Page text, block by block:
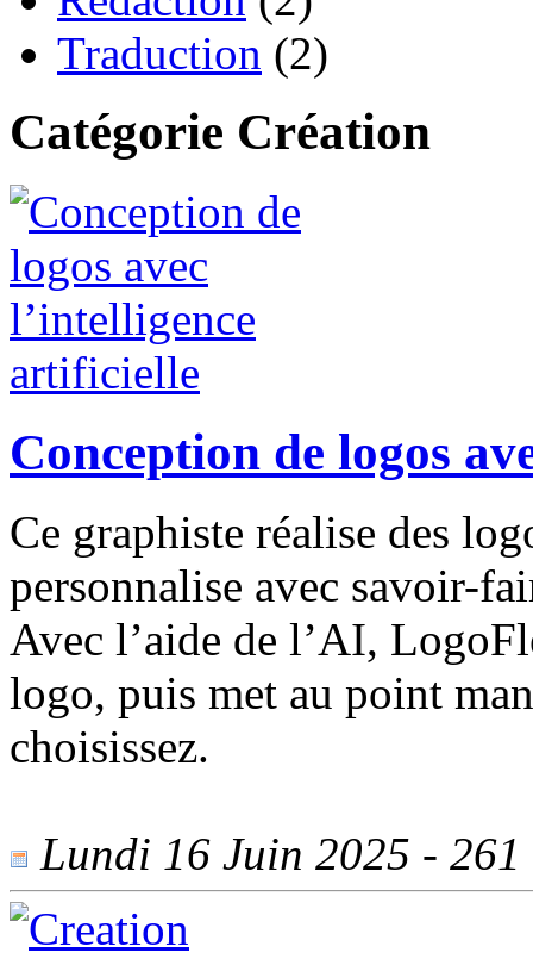
Traduction (2)
Catégorie Création
Conception de logos
Ce graphiste réalise des
personnalise avec savoir-
Avec l’aide de l’AI,
logo, puis met au point
choisissez.
Lundi 16 Juin 2025 - 261